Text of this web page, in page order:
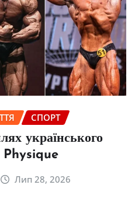
СПОРТ
українського
Physique
Лип 28, 2026